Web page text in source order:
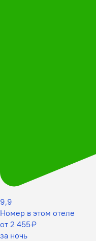
9,9
Номер в этом отеле
от 2 455 ₽
за ночь